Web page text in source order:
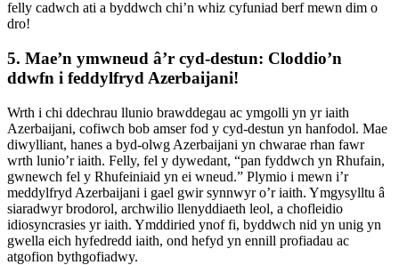
felly cadwch ati a byddwch chi’n whiz cyfuniad berf mewn dim o
dro!
5. Mae’n ymwneud â’r cyd-destun: Cloddio’n
ddwfn i feddylfryd Azerbaijani!
Wrth i chi ddechrau llunio brawddegau ac ymgolli yn yr iaith
Azerbaijani, cofiwch bob amser fod y cyd-destun yn hanfodol. Mae
diwylliant, hanes a byd-olwg Azerbaijani yn chwarae rhan fawr
wrth lunio’r iaith. Felly, fel y dywedant, “pan fyddwch yn Rhufain,
gwnewch fel y Rhufeiniaid yn ei wneud.” Plymio i mewn i’r
meddylfryd Azerbaijani i gael gwir synnwyr o’r iaith. Ymgysylltu â
siaradwyr brodorol, archwilio llenyddiaeth leol, a chofleidio
idiosyncrasies yr iaith. Ymddiried ynof fi, byddwch nid yn unig yn
gwella eich hyfedredd iaith, ond hefyd yn ennill profiadau ac
atgofion bythgofiadwy.